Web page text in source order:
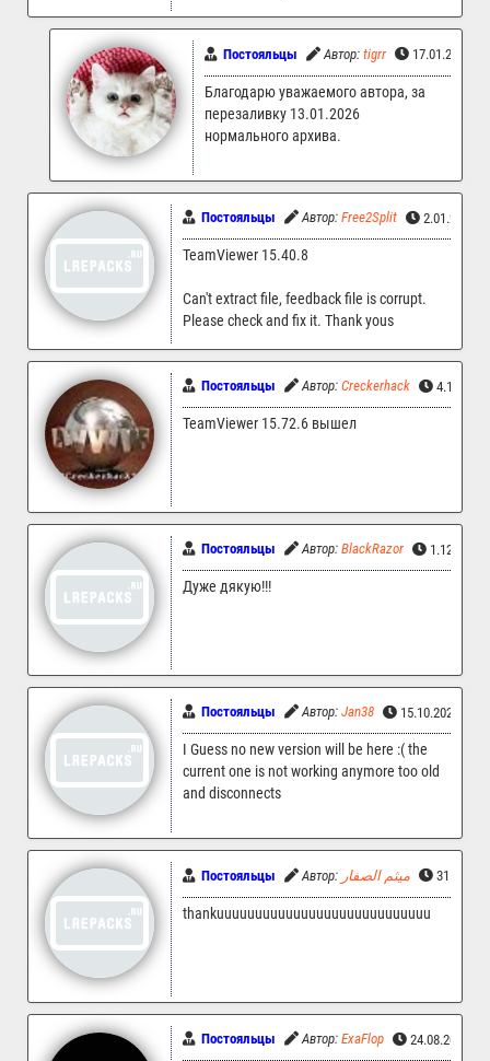
Постояльцы Автор: tigrr 17.01.2026
Благодарю уважаемого автора, за
перезаливку 13.01.2026
нормального архива.
Постояльцы Автор: Free2Split 2.01.2026
TeamViewer 15.40.8
Can't extract file, feedback file is corrupt.
Please check and fix it. Thank yous
Постояльцы Автор: Creckerhack
TeamViewer 15.72.6 вышел
Постояльцы Автор: BlackRazor 1.12.2025
Дуже дякую!!!
Постояльцы Автор: Jan38 15.10.2025
I Guess no new version will be here :( the
current one is not working anymore too old
and disconnects
Постояльцы Автор: ميثم الصفار
thankuuuuuuuuuuuuuuuuuuuuuuuuuuuu
Постояльцы Автор: ExaFlop 24.08.2025